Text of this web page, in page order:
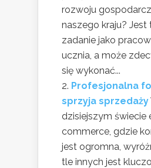
rozwoju
naszego kraju?
zadanie jako
ucznia, a może
się wykonać...
Profesjonalna
sprzyja sprzedaży
dzisiejszym świecie
commerce, gdzie
jest ogromna,
tle innych jest